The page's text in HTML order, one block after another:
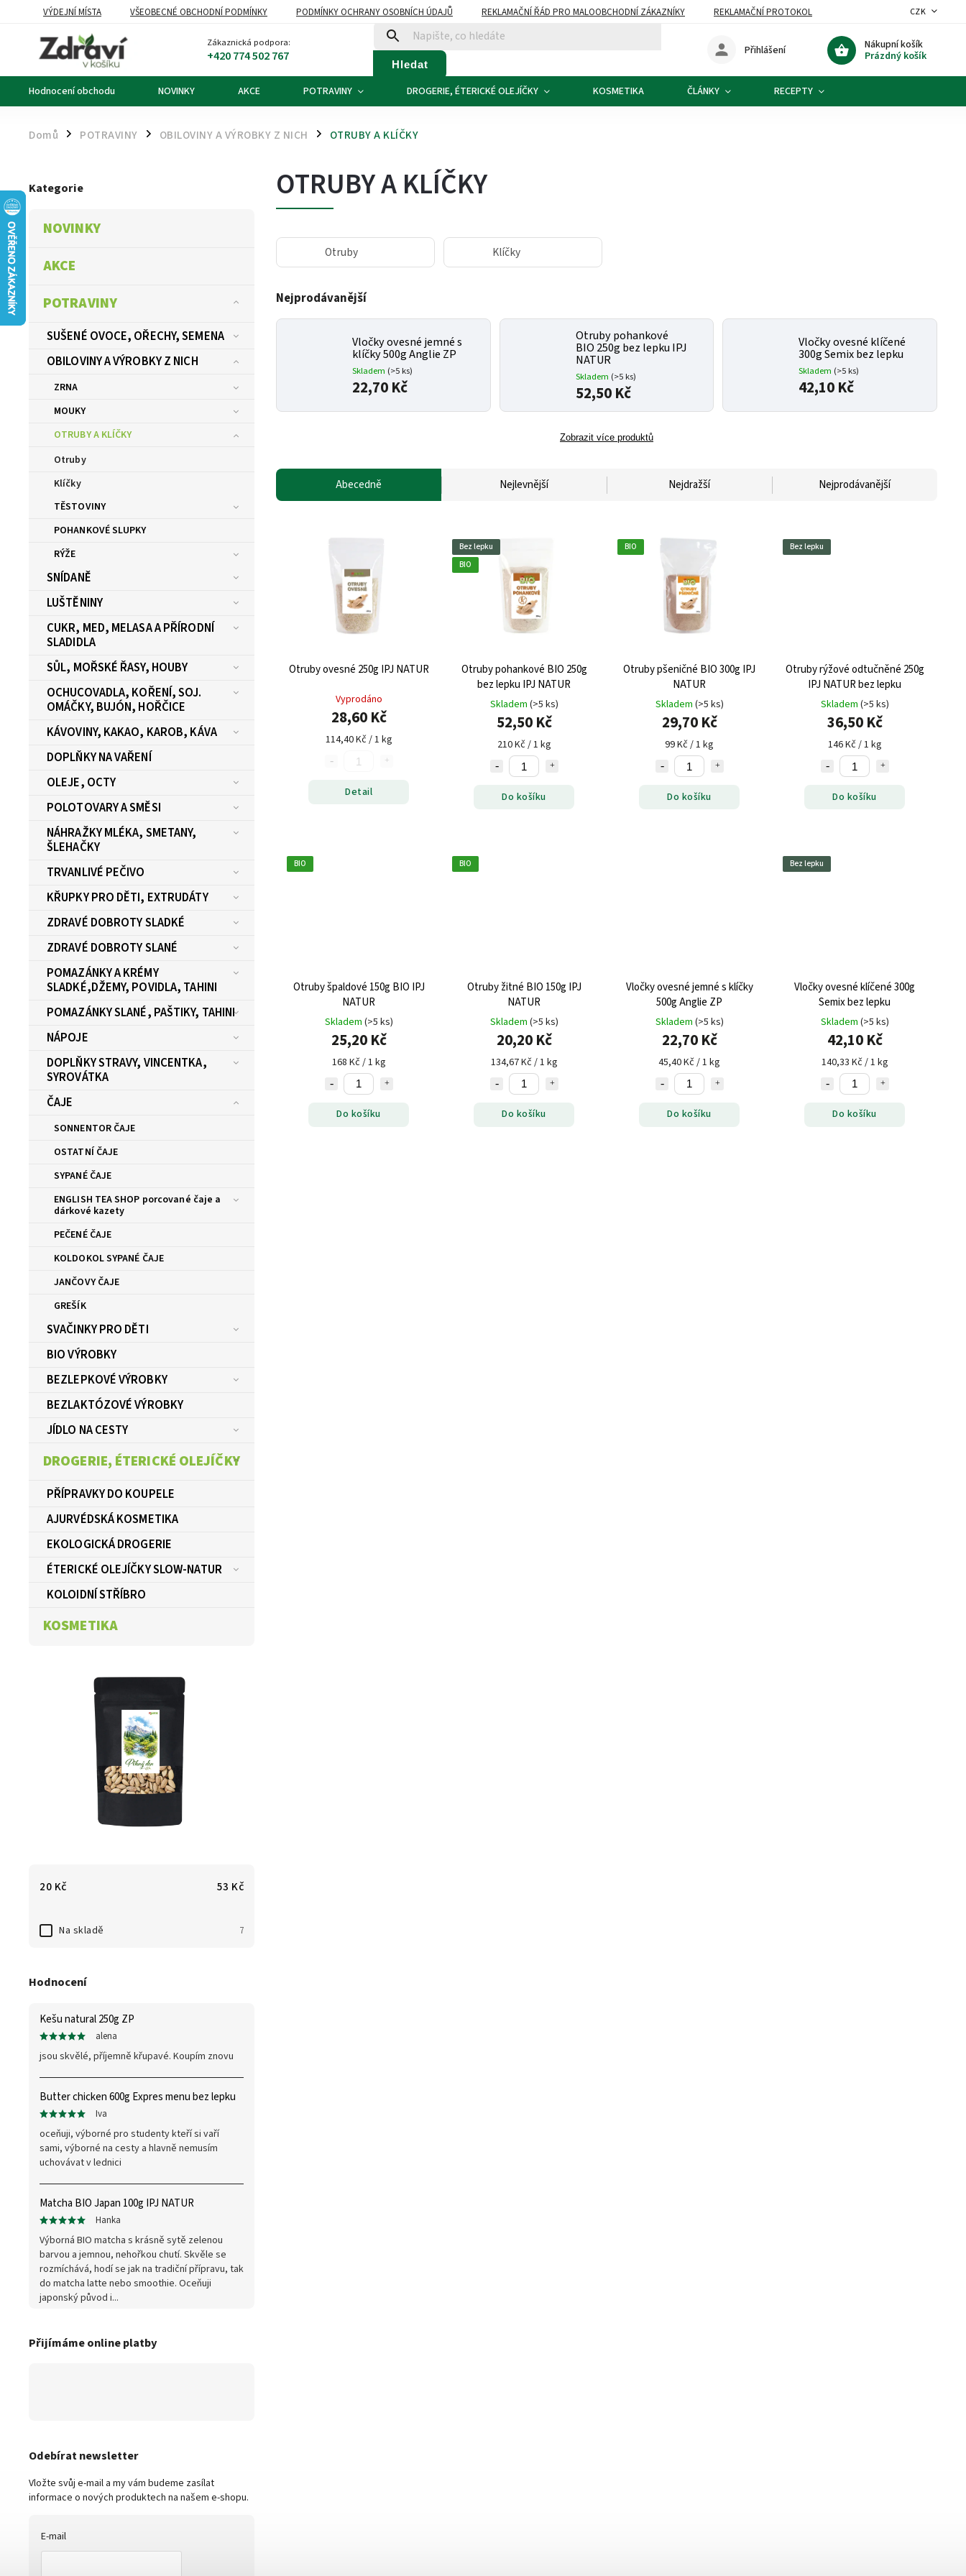
VÝDEJNÍ MÍSTA VŠEOBECNÉ OBCHODNÍ PODMÍNKY PODMÍNKY OCHRANY OSOBNÍCH ÚDAJŮ REKLAMAČNÍ ŘÁD PRO MALOOBCHODNÍ ZÁKAZNÍKY
REKLAMAČNÍ PROTOKOL
OZNÁMENÍ O ODSTOUPENÍ OD KUPNÍ SMLOUVY
KONTAKTY
CZK
Zákaznická podpora:
+420 774 502 767 Hledat
Nákupní košík
Prázdný košík
Přihlášení
Hodnocení obchodu NOVINKY AKCE POTRAVINY DROGERIE, ÉTERICKÉ OLEJÍČKY KOSMETIKA ČLÁNKY RECEPTY
Domů / POTRAVINY / OBILOVINY A VÝROBKY Z NICH / OTRUBY A KLÍČKY
Kategorie
NOVINKY
AKCE
POTRAVINY
SUŠENÉ OVOCE, OŘECHY, SEMENA
OBILOVINY A VÝROBKY Z NICH
ZRNA
MOUKY
OTRUBY A KLÍČKY
Otruby
Klíčky
TĚSTOVINY
POHANKOVÉ SLUPKY
RÝŽE
SNÍDANĚ
LUŠTĚNINY
CUKR, MED, MELASA A PŘÍRODNÍ
SLADIDLA
SŮL, MOŘSKÉ ŘASY, HOUBY
OCHUCOVADLA, KOŘENÍ, SOJ.
OMÁČKY, BUJÓN, HOŘČICE
KÁVOVINY, KAKAO, KAROB, KÁVA
DOPLŇKY NA VAŘENÍ
OLEJE, OCTY
POLOTOVARY A SMĚSI
NÁHRAŽKY MLÉKA, SMETANY,
ŠLEHAČKY
TRVANLIVÉ PEČIVO
KŘUPKY PRO DĚTI, EXTRUDÁTY
ZDRAVÉ DOBROTY SLADKÉ
ZDRAVÉ DOBROTY SLANÉ
POMAZÁNKY A KRÉMY
SLADKÉ,DŽEMY, POVIDLA, TAHINI
POMAZÁNKY SLANÉ, PAŠTIKY, TAHINI
NÁPOJE
DOPLŇKY STRAVY, VINCENTKA,
SYROVÁTKA
ČAJE
SONNENTOR ČAJE
OSTATNÍ ČAJE
SYPANÉ ČAJE
ENGLISH TEA SHOP porcované čaje a
dárkové kazety
PEČENÉ ČAJE
KOLDOKOL SYPANÉ ČAJE
JANČOVY ČAJE
GREŠÍK
SVAČINKY PRO DĚTI
BIO VÝROBKY
BEZLEPKOVÉ VÝROBKY
BEZLAKTÓZOVÉ VÝROBKY
JÍDLO NA CESTY
DROGERIE, ÉTERICKÉ OLEJÍČKY
PŘÍPRAVKY DO KOUPELE
AJURVÉDSKÁ KOSMETIKA
EKOLOGICKÁ DROGERIE
ÉTERICKÉ OLEJÍČKY SLOW-NATUR
KOLOIDNÍ STŘÍBRO
KOSMETIKA
20 Kč 53 Kč
Na skladě 7
Hodnocení
Kešu natural 250g ZP
alena
jsou skvělé, příjemně křupavé. Koupím znovu
Butter chicken 600g Expres menu bez lepku
Iva
oceňuji, výborné pro studenty kteří si vaří
sami, výborné na cesty a hlavně nemusím
uchovávat v lednici
Matcha BIO Japan 100g IPJ NATUR
Hanka
Výborná BIO matcha s krásně sytě zelenou
barvou a jemnou, nehořkou chutí. Skvěle se
rozmíchává, hodí se jak na tradiční přípravu, tak
do matcha latte nebo smoothie. Oceňuji
japonský původ i...
Přijímáme online platby
Odebírat newsletter
Vložte svůj e-mail a my vám budeme zasílat
informace o nových produktech na našem e-shopu.
E-mail
OTRUBY A KLÍČKY
Otruby Klíčky
Nejprodávanější
Vločky ovesné jemné s
klíčky 500g Anglie ZP
Skladem (>5 ks)
22,70 Kč
Otruby pohankové
BIO 250g bez lepku IPJ
NATUR
Skladem (>5 ks)
52,50 Kč
Vločky ovesné klíčené
300g Semix bez lepku
Skladem (>5 ks)
42,10 Kč
Zobrazit více produktů
Abecedně Nejlevnější Nejdražší Nejprodávanější
Otruby ovesné 250g IPJ NATUR
Vyprodáno
28,60 Kč
114,40 Kč / 1 kg
Detail
Bez lepku
BIO
Otruby pohankové BIO 250g
bez lepku IPJ NATUR
Skladem (>5 ks)
52,50 Kč
210 Kč / 1 kg
Do košíku
BIO
Otruby pšeničné BIO 300g IPJ
NATUR
Skladem (>5 ks)
29,70 Kč
99 Kč / 1 kg
Do košíku
Bez lepku
Otruby rýžové odtučněné 250g
IPJ NATUR bez lepku
Skladem (>5 ks)
36,50 Kč
146 Kč / 1 kg
Do košíku
BIO
Otruby špaldové 150g BIO IPJ
NATUR
Skladem (>5 ks)
25,20 Kč
168 Kč / 1 kg
Do košíku
BIO
Otruby žitné BIO 150g IPJ
NATUR
Skladem (>5 ks)
20,20 Kč
134,67 Kč / 1 kg
Do košíku
Vločky ovesné jemné s klíčky
500g Anglie ZP
Skladem (>5 ks)
22,70 Kč
45,40 Kč / 1 kg
Do košíku
Bez lepku
Vločky ovesné klíčené 300g
Semix bez lepku
Skladem (>5 ks)
42,10 Kč
140,33 Kč / 1 kg
Do košíku